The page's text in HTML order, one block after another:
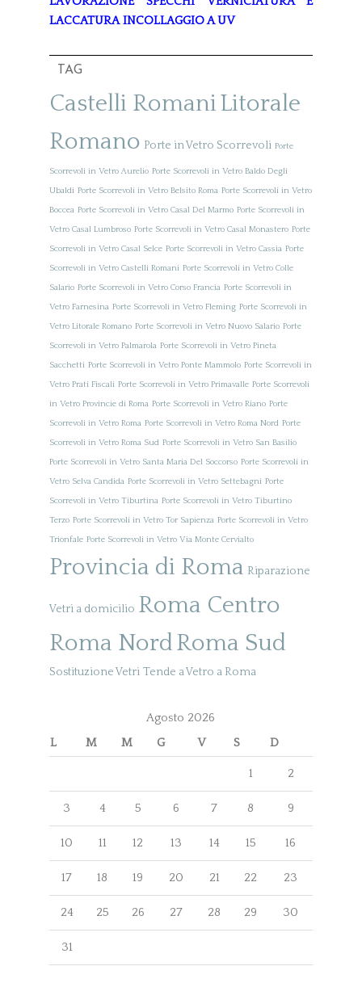
LACCATURA INCOLLAGGIO A UV
TAG
Castelli RomaniLitorale
Romano Porte in Vetro Scorrevoli Porte
Scorrevoli in Vetro Aurelio Porte Scorrevoli in Vetro Baldo Degli
Ubaldi Porte Scorrevoli in Vetro Belsito Roma Porte Scorrevoli in Vetro
Boccea Porte Scorrevoli in Vetro Casal Del Marmo Porte Scorrevoli in
Vetro Casal Lumbroso Porte Scorrevoli in Vetro Casal Monastero Porte
Scorrevoli in Vetro Casal Selce Porte Scorrevoli in Vetro Cassia Porte
Scorrevoli in Vetro Castelli Romani Porte Scorrevoli in Vetro Colle
Salario Porte Scorrevoli in Vetro Corso Francia Porte Scorrevoli in
Vetro Farnesina Porte Scorrevoli in Vetro Fleming Porte Scorrevoli in
Vetro Litorale Romano Porte Scorrevoli in Vetro Nuovo Salario Porte
Scorrevoli in Vetro Palmarola Porte Scorrevoli in Vetro Pineta
Sacchetti Porte Scorrevoli in Vetro Ponte Mammolo Porte Scorrevoli in
Vetro Prati Fiscali Porte Scorrevoli in Vetro Primavalle Porte Scorrevoli
in Vetro Provincie di Roma Porte Scorrevoli in Vetro Riano Porte
Scorrevoli in Vetro Roma Porte Scorrevoli in Vetro Roma Nord Porte
Scorrevoli in Vetro Roma Sud Porte Scorrevoli in Vetro San Basilio
Porte Scorrevoli in Vetro Santa Maria Del Soccorso Porte Scorrevoli in
Vetro Selva Candida Porte Scorrevoli in Vetro Settebagni Porte
Scorrevoli in Vetro Tiburtina Porte Scorrevoli in Vetro Tiburtino
Terzo Porte Scorrevoli in Vetro Tor Sapienza Porte Scorrevoli in Vetro
Trionfale Porte Scorrevoli in Vetro Via Monte Cervialto
Provincia di Roma Riparazione
Vetri a domicilio Roma Centro
Roma NordRoma Sud
Sostituzione Vetri Tende a Vetro a Roma
Agosto 2026
L
M M G V S D
1 2
3 4 5 6 7 8 9
10 11 12 13 14 15 16
17 18 19 20 21 22 23
24 25 26 27 28 29 30
31